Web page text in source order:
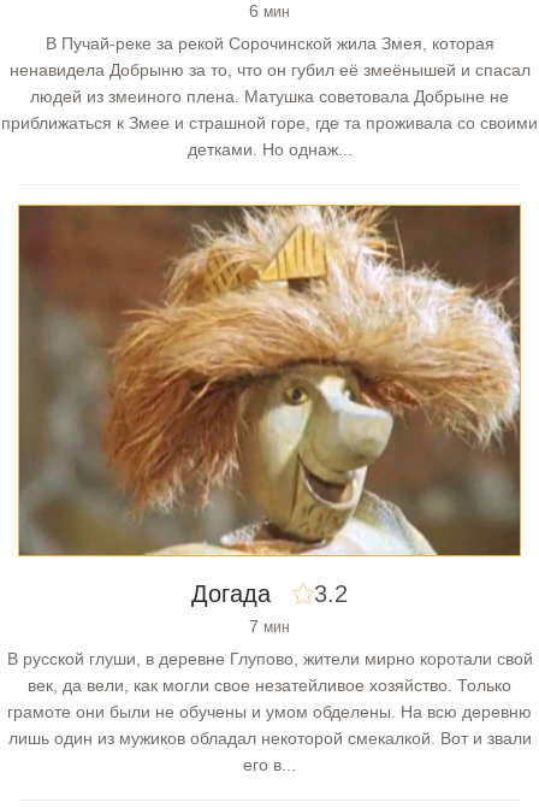
6 мин
В Пучай-реке за рекой Сорочинской жила Змея, которая
ненавидела Добрыню за то, что он губил её змеёнышей и спасал
людей из змеиного плена. Матушка советовала Добрыне не
приближаться к Змее и страшной горе, где та проживала со своими
детками. Но однаж...
Догада 3.2
7 мин
В русской глуши, в деревне Глупово, жители мирно коротали свой
век, да вели, как могли свое незатейливое хозяйство. Только
грамоте они были не обучены и умом обделены. На всю деревню
лишь один из мужиков обладал некоторой смекалкой. Вот и звали
его в...